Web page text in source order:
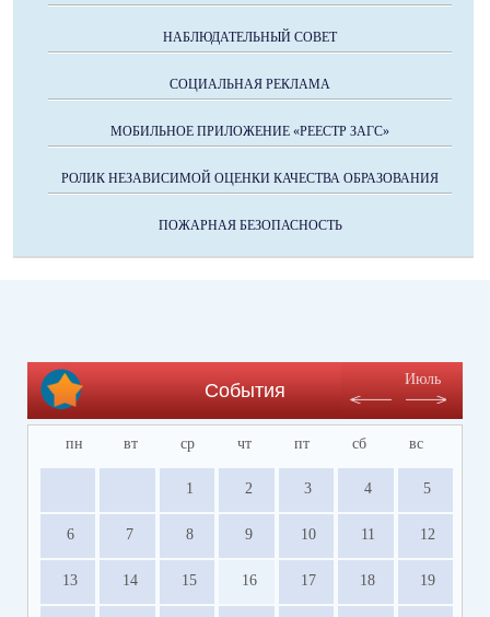
НАБЛЮДАТЕЛЬНЫЙ СОВЕТ
СОЦИАЛЬНАЯ РЕКЛАМА
МОБИЛЬНОЕ ПРИЛОЖЕНИЕ «РЕЕСТР ЗАГС»
РОЛИК НЕЗАВИСИМОЙ ОЦЕНКИ КАЧЕСТВА ОБРАЗОВАНИЯ
ПОЖАРНАЯ БЕЗОПАСНОСТЬ
События
Июль
пн вт ср чт пт сб вс
1 2 3 4 5
6 7 8 9 10 11 12
13 14 15 16 17 18 19